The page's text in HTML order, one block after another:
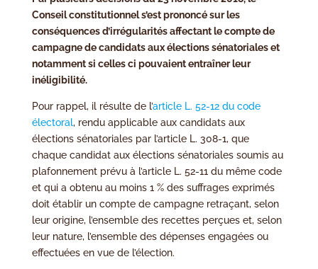
Conseil constitutionnel s’est prononcé sur les
conséquences d’irrégularités affectant le compte de
campagne de candidats aux élections sénatoriales et
notamment si celles ci pouvaient entraîner leur
inéligibilité.
Pour rappel, il résulte de l’article L. 52-12 du code
électoral, rendu applicable aux candidats aux
élections sénatoriales par l’article L. 308-1, que
chaque candidat aux élections sénatoriales soumis au
plafonnement prévu à l’article L. 52-11 du même code
et qui a obtenu au moins 1 % des suffrages exprimés
doit établir un compte de campagne retraçant, selon
leur origine, l’ensemble des recettes perçues et, selon
leur nature, l’ensemble des dépenses engagées ou
effectuées en vue de l’élection.